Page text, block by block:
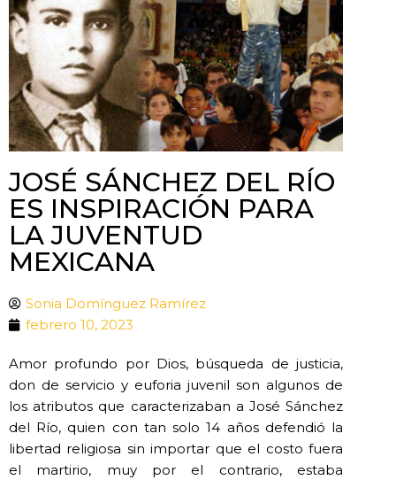
JOSÉ SÁNCHEZ DEL RÍO
ES INSPIRACIÓN PARA
LA JUVENTUD
MEXICANA
Sonia Domínguez Ramírez
febrero 10, 2023
Amor profundo por Dios, búsqueda de justicia,
don de servicio y euforia juvenil son algunos de
los atributos que caracterizaban a José Sánchez
del Río, quien con tan solo 14 años defendió la
libertad religiosa sin importar que el costo fuera
el martirio, muy por el contrario, estaba